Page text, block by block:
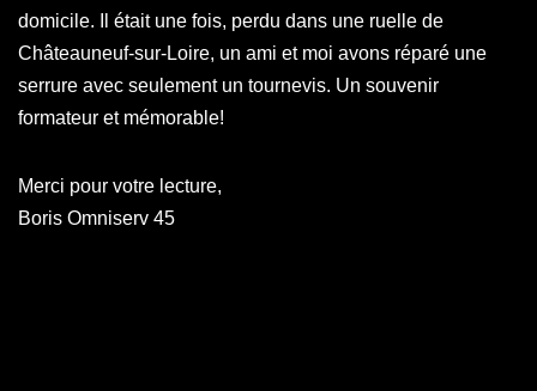
domicile. Il était une fois, perdu dans une ruelle de
Châteauneuf-sur-Loire, un ami et moi avons réparé une
serrure avec seulement un tournevis. Un souvenir
formateur et mémorable!
Merci pour votre lecture,
Boris Omniserv 45